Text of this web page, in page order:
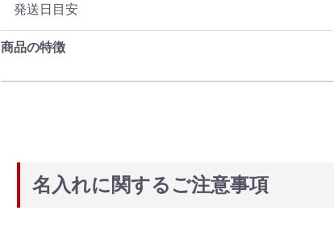
発送日目安
商品の特徴
名入れに関するご注意事項